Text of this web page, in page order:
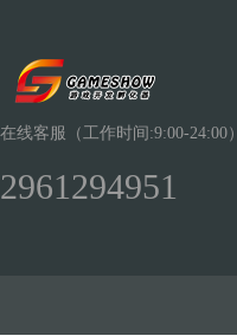
在线客服（工作时间:9:00-24:00）
2961294951